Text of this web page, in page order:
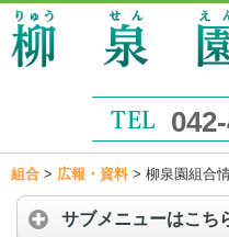
組合 > 広報・資料> 柳泉園組合
サブメニューはこち